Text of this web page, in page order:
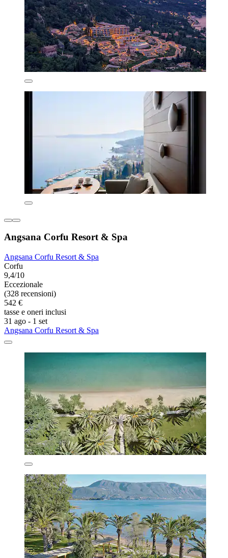
Angsana Corfu Resort & Spa
Angsana Corfu Resort & Spa
Corfu
9,4/10
Eccezionale
(328 recensioni)
542 €
tasse e oneri inclusi
31 ago - 1 set
Angsana Corfu Resort & Spa